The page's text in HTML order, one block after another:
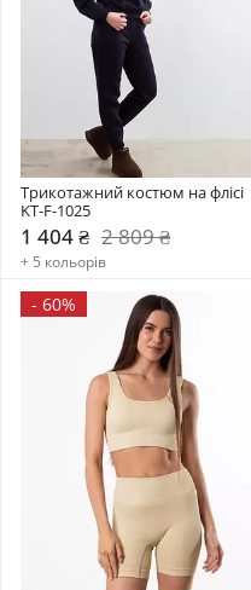
Трикотажний костюм на флісі
KT-F-1025
1 404 ₴ 2 809 ₴
+ 5 кольорів
- 60%